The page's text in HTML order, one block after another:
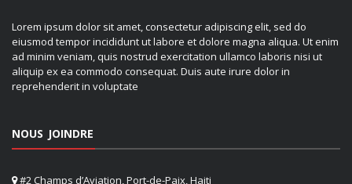
Lorem ipsum dolor sit amet, consectetur adipiscing elit, sed do
eiusmod tempor incididunt ut labore et dolore magna aliqua. Ut enim
ad minim veniam, quis nostrud exercitation ullamco laboris nisi ut
aliquip ex ea commodo consequat. Duis aute irure dolor in
reprehenderit in voluptate
NOUS JOINDRE
#2 Champs d’Aviation, Port-de-Paix, Haiti